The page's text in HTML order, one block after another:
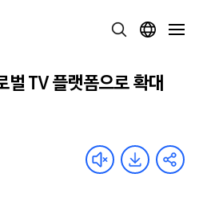
벌 TV 플랫폼으로 확대